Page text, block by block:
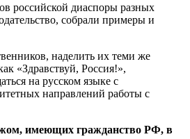
российской диаспоры разных
собрали примеры и
наделить их теми же
«Здравствуй, Россия!»,
на русском языке с
направлений работы с
имеющих гражданство РФ, в